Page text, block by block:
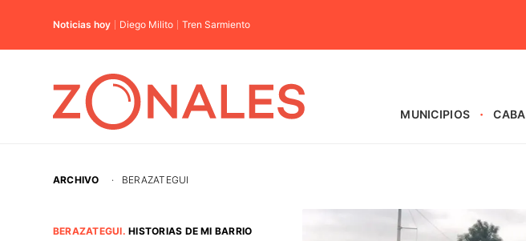
Noticias hoy Diego Milito Tren Sarmiento
MUNICIPIOS CABA
ARCHIVO · BERAZATEGUI
BERAZATEGUI.HISTORIAS DE MI BARRIO